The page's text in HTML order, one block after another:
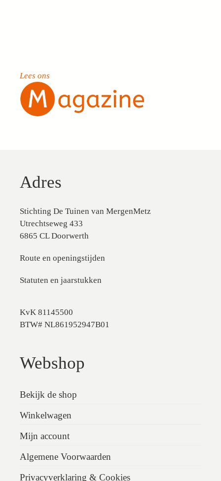
Lees ons
Adres
Stichting De Tuinen van MergenMetz
Utrechtseweg 433
6865 CL Doorwerth
Route en openingstijden
Statuten en jaarstukken
KvK 81145500
BTW# NL861952947B01
Webshop
Bekijk de shop
Winkelwagen
Mijn account
Algemene Voorwaarden
Privacyverklaring & Cookies